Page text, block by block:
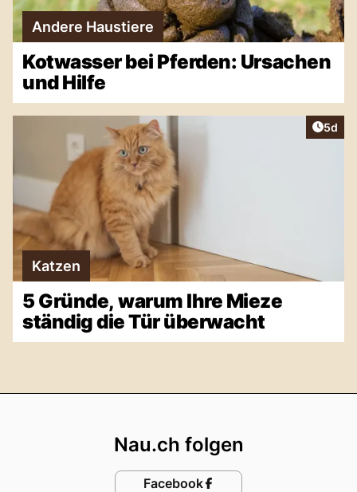
Andere Haustiere
Kotwasser bei Pferden: Ursachen
und Hilfe
5d
Katzen
5 Gründe, warum Ihre Mieze
ständig die Tür überwacht
Nau.ch folgen
Facebook